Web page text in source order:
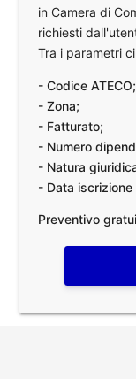
in Camera di
richiesti
Tra i parametri
- Codice ATECO;
- Zona;
- Fatturato;
- Numero
- Natura
- Data
Preventivo